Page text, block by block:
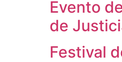
Evento
de
Festival